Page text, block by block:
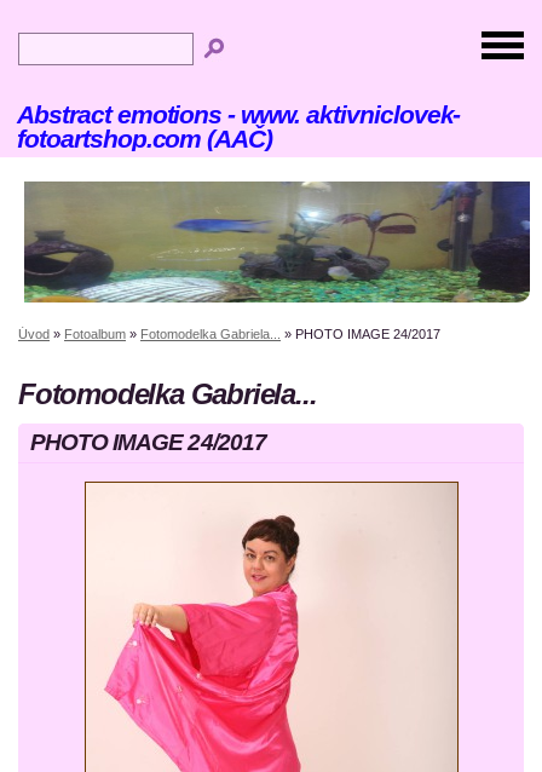
Abstract emotions - www. aktivniclovek-
fotoartshop.com (AAČ)
Úvod » Fotoalbum » Fotomodelka Gabriela... » PHOTO IMAGE 24/2017
Fotomodelka Gabriela...
PHOTO IMAGE 24/2017